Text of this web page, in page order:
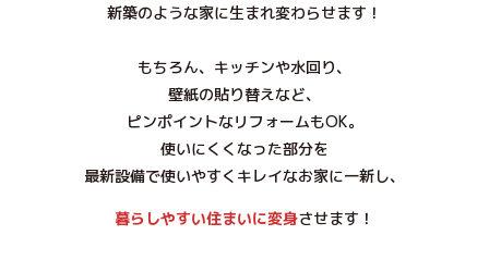
新築のような家に生まれ変わらせます！
もちろん、キッチンや水回り、
壁紙の貼り替えなど、
ピンポイントなリフォームもOK。
使いにくくなった部分を
最新設備で使いやすくキレイなお家に一新し、
暮らしやすい住まいに変身させます！